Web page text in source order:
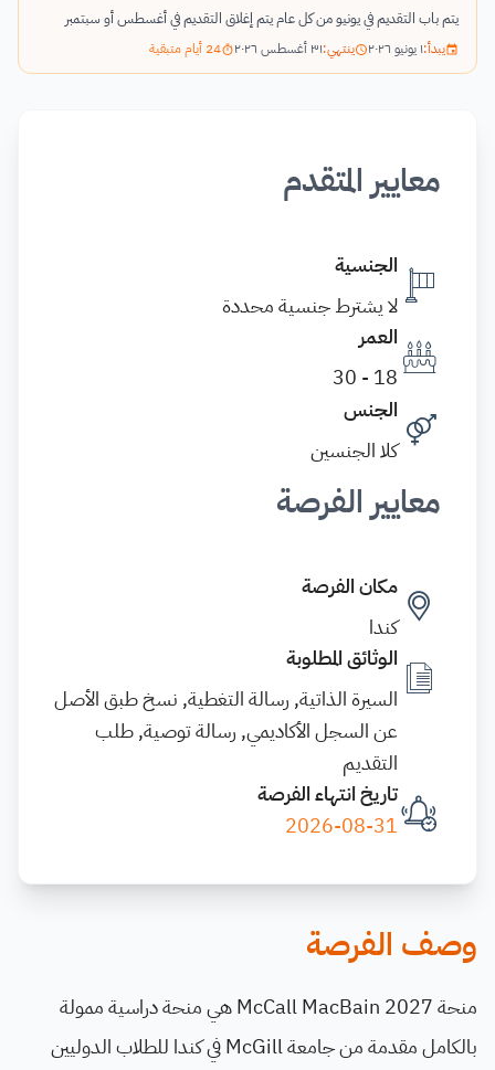
يتم باب التقديم في يونيو من كل عام يتم إغلاق التقديم في أغسطس أو سبتمبر
يبدأ:١ يونيو ٢٠٢٦ ينتهي:٣١ أغسطس ٢٠٢٦ 24 أيام متبقية
معايير المتقدم
الجنسية
لا يشترط جنسية محددة
العمر
18 - 30
الجنس
كلا الجنسين
معايير الفرصة
مكان الفرصة
كندا
الوثائق المطلوبة
السيرة الذاتية, رسالة التغطية, نسخ طبق الأصل
عن السجل الأكاديمي, رسالة توصية, طلب
التقديم
تاريخ انتهاء الفرصة
2026-08-31
وصف الفرصة
منحة McCall MacBain 2027 هي منحة دراسية ممولة
بالكامل مقدمة من جامعة McGill في كندا للطلاب الدوليين